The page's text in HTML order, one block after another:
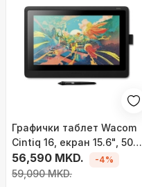
Графички таблет Wacom
Cintiq 16, екран 15.6", 5080
lpi, црна боја
56,590 MKD.
59,090 MKD.
-4%